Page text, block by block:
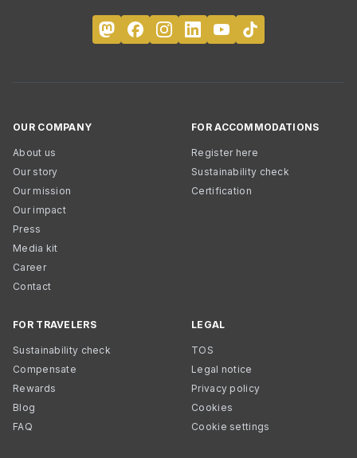
OUR COMPANY
About us
Our story
Our mission
Our impact
Press
Media kit
Career
Contact
FOR ACCOMMODATIONS
Register here
Sustainability check
Certification
FOR TRAVELERS
Sustainability check
Compensate
Rewards
Blog
FAQ
LEGAL
TOS
Legal notice
Privacy policy
Cookies
Cookie settings